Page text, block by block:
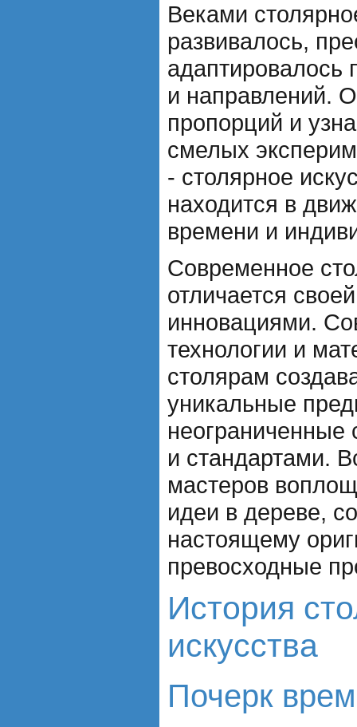
Веками
развивалось,
адаптировалось
и направлений.
пропорций и
смелых
- столярное
находится в
времени и
Современное
отличается
инновациями.
технологии и
столярам
уникальные
и стандартами.
мастеров
идеи в дереве,
настоящему
превосходные
История
искусства
Почерк